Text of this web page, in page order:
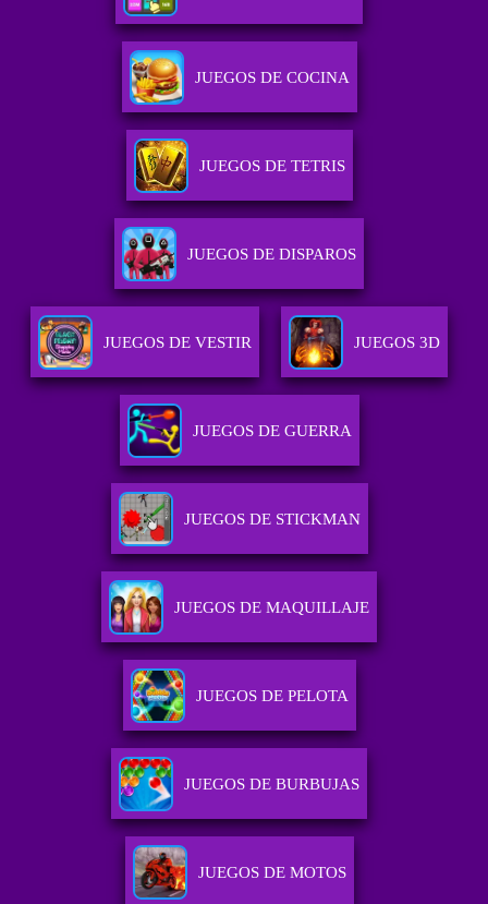
JUEGOS DE COCINA
JUEGOS DE TETRIS
JUEGOS DE DISPAROS
JUEGOS DE VESTIR JUEGOS 3D
JUEGOS DE GUERRA
JUEGOS DE STICKMAN
JUEGOS DE MAQUILLAJE
JUEGOS DE PELOTA
JUEGOS DE BURBUJAS
JUEGOS DE MOTOS